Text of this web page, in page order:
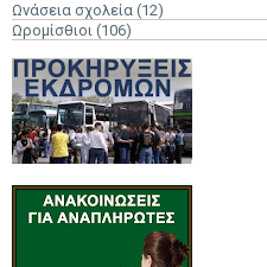
Ωνάσεια σχολεία (12)
Ωρομίσθιοι (106)